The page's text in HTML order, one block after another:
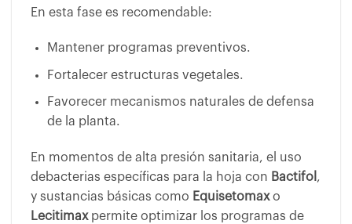
En esta fase es recomendable:
Mantener programas preventivos.
Fortalecer estructuras vegetales.
Favorecer mecanismos naturales de defensa
de la planta.
En momentos de alta presión sanitaria, el uso
debacterias específicas para la hoja con Bactifol ,
y sustancias básicas como Equisetomaxo
Lecitimax permite optimizar los programas de